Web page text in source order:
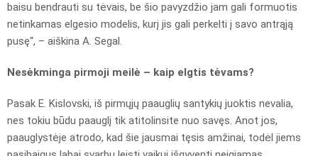
baisu bendrauti su tėvais, be šio pavyzdžio jam gali formuotis
netinkamas elgesio modelis, kurį jis gali perkelti į savo antrąją
pusę“, – aiškina A. Segal.
Nesėkminga pirmoji meilė – kaip elgtis tėvams?
Pasak E. Kislovski, iš pirmųjų paauglių santykių juoktis nevalia,
nes tokiu būdu paauglį tik atitolinsite nuo savęs. Anot jos,
paauglystėje atrodo, kad šie jausmai tęsis amžinai, todėl jiems